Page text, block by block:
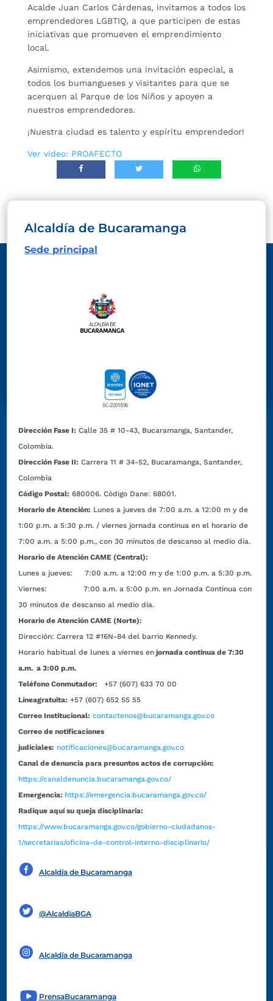
Acalde Juan Carlos Cárdenas, invitamos a todos los
emprendedores LGBTIQ, a que participen de estas
iniciativas que promueven el emprendimiento
local.
Asimismo, extendemos una invitación especial, a
todos los bumangueses y visitantes para que se
acerquen al Parque de los Niños y apoyen a
nuestros emprendedores.
¡Nuestra ciudad es talento y espíritu emprendedor!
Ver video: PROAFECTO
Alcaldía de Bucaramanga
Sede principal
Dirección Fase I: Calle 35 # 10-43, Bucaramanga, Santander,
Colombia.
Dirección Fase II: Carrera 11 # 34-52, Bucaramanga, Santander,
Colombia
Código Postal: 680006. Código Dane: 68001.
Horario de Atención: Lunes a jueves de 7:00 a.m. a 12:00 m y de
1:00 p.m. a 5:30 p.m. / viernes jornada continua en el horario de
7:00 a.m. a 5:00 p.m., con 30 minutos de descanso al medio día.
Horario de Atención CAME (Central):
Lunes a jueves: 7:00 a.m. a 12:00 m y de 1:00 p.m. a 5:30 p.m.
Viernes: 7:00 a.m. a 5:00 p.m. en Jornada Continua con
30 minutos de descanso al medio día.
Horario de Atención CAME (Norte):
Dirección:Carrera 12 #16N-84 del barrio Kennedy.
Horario habitual de lunes a viernes en jornada continua de 7:30
a.m. a 3:00 p.m.
Teléfono Conmutador:
+57 (607) 633 70 00
Líneagratuita: +57 (607) 652 55 55
Correo Institucional: contactenos@bucaramanga.gov.co
Correo de notificaciones
judiciales: notificaciones@bucaramanga.gov.co
Canal de denuncia para presuntos actos de corrupción:
https://canaldenuncia.bucaramanga.gov.co/
Emergencia: https://emergencia.bucaramanga.gov.co/
Radique aquí su queja disciplinaria:
https://www.bucaramanga.gov.co/gobierno-ciudadanos-
1/secretarias/oficina-de-control-interno-disciplinario/
Alcaldía de Bucaramanga
@AlcaldíaBGA
Alcaldía de Bucaramanga
PrensaBucaramanga